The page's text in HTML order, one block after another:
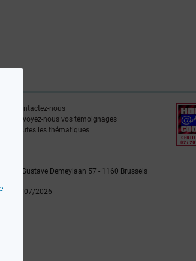
Contactez-nous
Envoyez-nous vos témoignages
Toutes les thématiques
Gustave Demeylaan 57 - 1160 Brussels
22/07/2026